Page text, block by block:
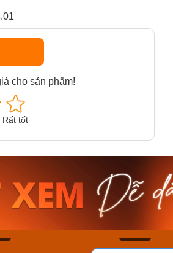
cho sản phẩm!
Rất tốt
MTS-
Casio Nam MTS-
RS100L-1AVDF
4.276.000₫
3.634.600₫